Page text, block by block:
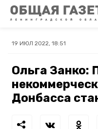
19 ИЮЛ 2022, 18:51
Ольга Занко:
Донбасса